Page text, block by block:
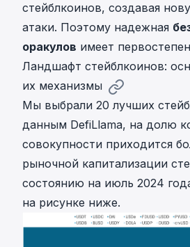
стейблкоинов, создавая
атаки. Поэтому надежная
оракулов имеет
Ландшафт стейблкоинов:
их механизмы
Мы выбрали 20 лучших
данным DefiLlama, на долю
совокупности приходится
рыночной капитализации
состоянию на июль 2024
на рисунке ниже.